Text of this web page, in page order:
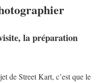
la préparation
de Street Kart, c’est que le